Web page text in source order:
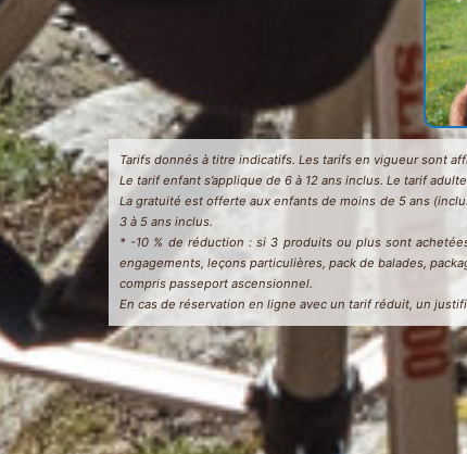
Tarifs donnés à titre indicatifs. Les tarifs en vigueur sont
Le tarif enfant s’applique de 6 à 12 ans inclus. Le tarif
La gratuité est offerte aux enfants de moins de 5 ans
3 à 5 ans inclus.
* -10 % de réduction : si 3 produits ou plus sont
engagements, leçons particulières, pack de balades,
compris passeport ascensionnel.
En cas de réservation en ligne avec un tarif réduit, un